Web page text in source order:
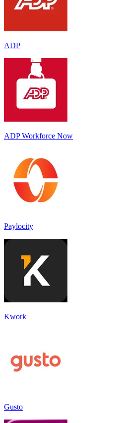
ADP
ADP Workforce Now
Paylocity
Kwork
Gusto